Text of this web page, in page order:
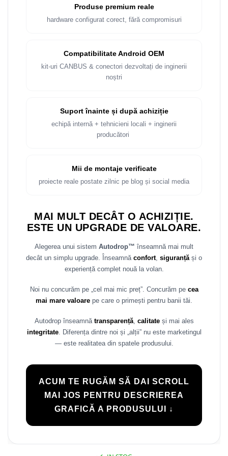
Rame adaptoare Dacia
Rame adaptoare BMW
Rame adaptoare Volvo
Rame Adaptoare Porsche
Rame adaptoare Citroen
Rame adaptoare Mazda
Rame adaptoare Kia
Rame adaptoare Nissan
Rame adaptoare Hyundai
Rame adaptoare Chevrolet
Rame adaptoare Mitsubishi
Produse premium reale
hardware configurat corect, fără compromisuri
Compatibilitate Android OEM
kit-uri CANBUS & conectori dezvoltați de inginerii
noștri
Suport înainte și după achiziție
echipă internă + tehnicieni locali + inginerii
producători
Mii de montaje verificate
proiecte reale postate zilnic pe blog și social media
MAI MULT DECÂT O ACHIZIȚIE.
ESTE UN UPGRADE DE VALOARE.
Alegerea unui sistem Autodrop™ înseamnă mai mult
decât un simplu upgrade. Înseamnă confort, siguranțăși o
experiență complet nouă la volan.
Noi nu concurăm pe „cel mai mic preț”. Concurăm pe cea
mai mare valoare pe care o primești pentru banii tăi.
Autodrop înseamnă transparență, calitateși mai ales
integritate. Diferența dintre noi și „alții” nu este marketingul
— este realitatea din spatele produsului.
ACUM TE RUGĂM SĂ DAI SCROLL
MAI JOS PENTRU DESCRIEREA
GRAFICĂ A PRODUSULUI ↓